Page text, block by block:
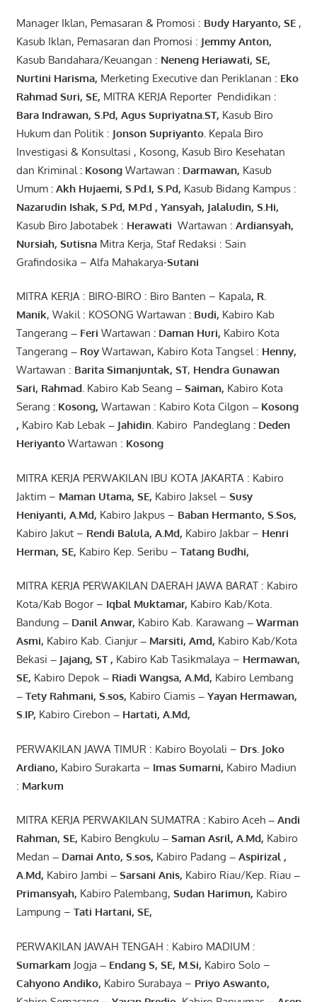
Manager Iklan, Pemasaran & Promosi : Budy Haryanto, SE,
Kasub Iklan, Pemasaran dan Promosi : Jemmy Anton,
Kasub Bandahara/Keuangan : Neneng Heriawati, SE,
Nurtini Harisma, Merketing Executive dan Periklanan : Eko
Rahmad Suri, SE, MITRA KERJA Reporter Pendidikan :
Bara Indrawan, S.Pd, Agus Supriyatna.ST, Kasub Biro
Hukum dan Politik : Jonson Supriyanto. Kepala Biro
Investigasi & Konsultasi , Kosong, Kasub Biro Kesehatan
dan Kriminal : KosongWartawan : Darmawan, Kasub
Umum : Akh Hujaemi, S.Pd.I, S.Pd, Kasub Bidang Kampus :
Nazarudin Ishak, S.Pd, M.Pd, Yansyah, Jalaludin, S.Hi,
Kasub Biro Jabotabek : Herawati Wartawan : Ardiansyah,
Nursiah, SutisnaMitra Kerja, Staf Redaksi : Sain
Grafindosika – Alfa Mahakarya-Sutani
MITRA KERJA : BIRO-BIRO : Biro Banten – Kapala, R.
Manik, Wakil : KOSONG Wartawan : Budi, Kabiro Kab
Tangerang – Feri Wartawan : Daman Huri, Kabiro Kota
Tangerang – RoyWartawan, Kabiro Kota Tangsel : Henny,
Wartawan : Barita Simanjuntak, ST, Hendra Gunawan
Sari, Rahmad. Kabiro Kab Seang – Saiman, Kabiro Kota
Serang : Kosong, Wartawan : Kabiro Kota Cilgon – Kosong
, Kabiro Kab Lebak– Jahidin. Kabiro Pandeglang : Deden
Heriyanto Wartawan : Kosong
MITRA KERJA PERWAKILAN IBU KOTA JAKARTA : Kabiro
Jaktim – Maman Utama, SE, Kabiro Jaksel – Susy
Heniyanti, A.Md, Kabiro Jakpus – Baban Hermanto, S.Sos,
Kabiro Jakut – Rendi Balula, A.Md, Kabiro Jakbar – Henri
Herman, SE, Kabiro Kep. Seribu – Tatang Budhi,
MITRA KERJA PERWAKILAN DAERAH JAWA BARAT : Kabiro
Kota/Kab Bogor – Iqbal Muktamar, Kabiro Kab/Kota.
Bandung – Danil Anwar, Kabiro Kab. Karawang –Warman
Asmi, Kabiro Kab. Cianjur– Marsiti, Amd, Kabiro Kab/Kota
Bekasi – Jajang, ST , Kabiro Kab Tasikmalaya – Hermawan,
SE, Kabiro Depok– Riadi Wangsa, A.Md, Kabiro Lembang
– Tety Rahmani, S.sos, Kabiro Ciamis– Yayan Hermawan,
S.IP, Kabiro Cirebon – Hartati, A.Md,
PERWAKILAN JAWA TIMUR : Kabiro Boyolali – Drs. Joko
Ardiano, Kabiro Surakarta – Imas Sumarni, Kabiro Madiun
: Markum
MITRA KERJA PERWAKILAN SUMATRA :Kabiro Aceh– Andi
Rahman, SE, Kabiro Bengkulu– Saman Asril, A.Md, Kabiro
Medan – Damai Anto, S.sos, Kabiro Padang – Aspirizal ,
A.Md, Kabiro Jambi – Sarsani Anis, Kabiro Riau/Kep. Riau–
Primansyah, Kabiro Palembang, Sudan Harimun, Kabiro
Lampung – Tati Hartani, SE,
PERWAKILAN JAWAH TENGAH : Kabiro MADIUM :
Sumarkam Jogja – EndangS, SE, M.Si, Kabiro Solo –
Cahyono Andiko, Kabiro Surabaya – Priyo Aswanto,